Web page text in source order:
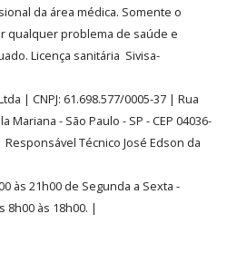
da área médica. Somente o
qualquer problema de saúde e
Licença sanitária Sivisa-
| CNPJ: 61.698.577/0005-37 | Rua
Mariana - São Paulo - SP - CEP 04036-
Responsável Técnico José Edson da
às 21h00 de Segunda a Sexta -
8h00 às 18h00. |